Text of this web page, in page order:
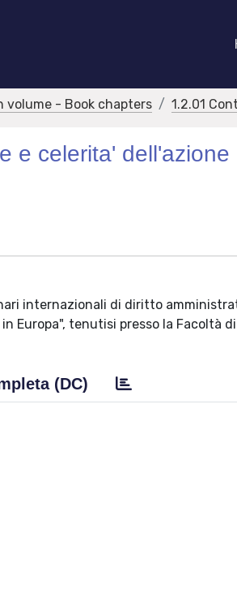
volume - Book chapters 1.2.01
e celerita' dell'azione
internazionali di diritto
Europa", tenutisi presso la Facoltà
(DC)